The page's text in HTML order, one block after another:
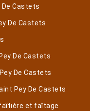
De Castets
De Castets
De Castets
De Castets
Pey De Castets
et faîtage